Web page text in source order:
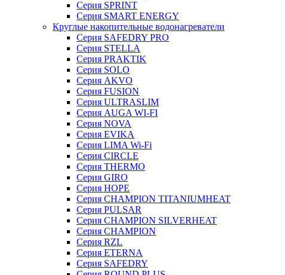
Серия SPRINT
Серия SMART ENERGY
Круглые накопительные водонагреватели
Серия SAFEDRY PRO
Серия STELLA
Серия PRAKTIK
Серия SOLO
Серия AKVO
Серия FUSION
Серия ULTRASLIM
Серия AUGA WI-FI
Серия NOVA
Серия EVIKA
Серия LIMA Wi-Fi
Серия CIRCLE
Серия THERMO
Серия GIRO
Серия HOPE
Серия CHAMPION TITANIUMHEAT
Серия PULSAR
Серия CHAMPION SILVERHEAT
Серия CHAMPION
Серия RZL
Серия ETERNA
Серия SAFEDRY